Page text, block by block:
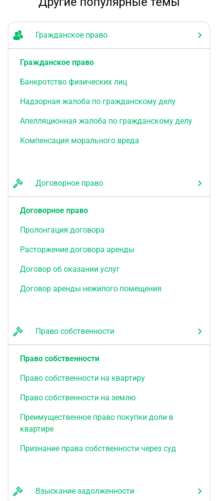
Гражданское право
Гражданское право
Банкротство физических лиц
Надзорная жалоба по гражданскому делу
Апелляционная жалоба по гражданскому делу
Компенсация морального вреда
Договорное право
Договорное право
Пролонгация договора
Расторжение договора аренды
Договор об оказании услуг
Договор аренды нежилого помещения
Право собственности
Право собственности
Право собственности на квартиру
Право собственности на землю
Преимущественное право покупки доли в
квартире
Признание права собственности через суд
Взыскание задолженности